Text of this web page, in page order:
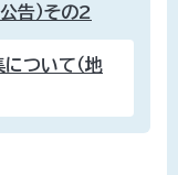
告）その2
ついて（地